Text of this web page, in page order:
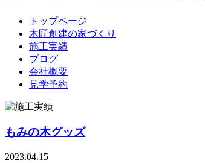
トップページ
木匠創建の家づくり
施工実績
ブログ
会社概要
見学予約
もみの木グッズ
2023.04.15